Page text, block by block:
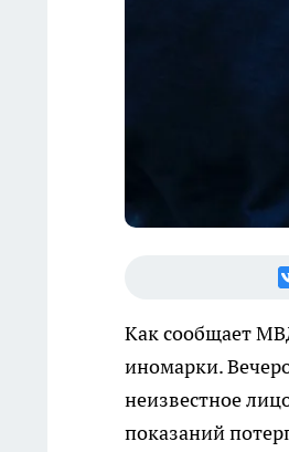
Как сообщает
иномарки.
неизвестное
показаний